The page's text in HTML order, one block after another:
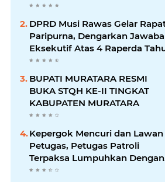
DPRD Musi Rawas Gelar
Paripurna, Dengarkan
Eksekutif Atas 4 Raperda
2026
BUPATI MURATARA RESMI
BUKA STQH KE-II TINGKAT
KABUPATEN MURATARA
Kepergok Mencuri dan Lawan
Petugas, Petugas Patroli
Terpaksa Lumpuhkan Dengan
Peluru Karet